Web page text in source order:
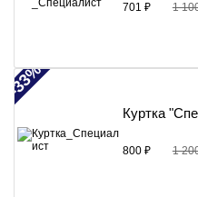
701 ₽ 1
Куртка
800 ₽ 1
-33%